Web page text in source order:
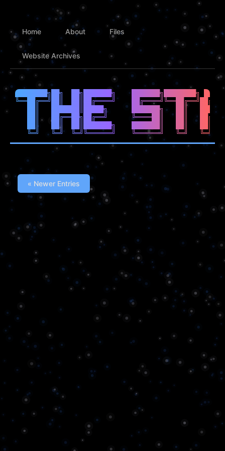
Home About Files
Website Archives
████████╗██╗  ██╗███████╗    ███████╗████████╗
╚══██╔══╝██║  ██║██╔════╝
██║   ███████║█████╗      ███████╗   ██║
██║   ██╔══██╗██╔══╝      ╚════██║   ██║
██║   ██║  ██║███████╗    ███████║   ██║   ██║
« Newer Entries